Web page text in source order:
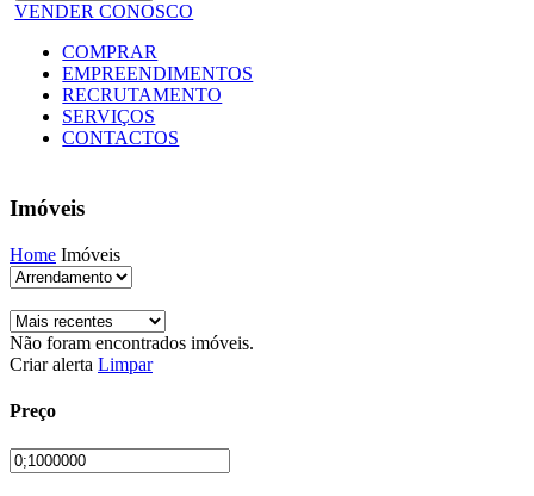
VENDER CONOSCO
COMPRAR
EMPREENDIMENTOS
RECRUTAMENTO
SERVIÇOS
CONTACTOS
Imóveis
Home Imóveis
Não foram encontrados imóveis.
Criar alerta Limpar
Preço